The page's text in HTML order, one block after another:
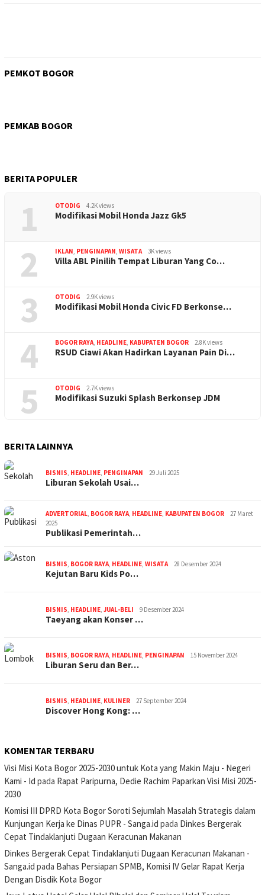
PEMKOT BOGOR
PEMKAB BOGOR
BERITA POPULER
1 OTODIG 4.2K views
Modifikasi Mobil Honda Jazz Gk5
2 IKLAN, PENGINAPAN, WISATA 3K views
Villa ABL Pinilih Tempat Liburan Yang Co…
3 OTODIG 2.9K views
Modifikasi Mobil Honda Civic FD Berkonse…
4 BOGOR RAYA, HEADLINE, KABUPATEN BOGOR 2.8K views
RSUD Ciawi Akan Hadirkan Layanan Pain Di…
5 OTODIG 2.7K views
Modifikasi Suzuki Splash Berkonsep JDM
BERITA LAINNYA
BISNIS, HEADLINE, PENGINAPAN 29 Juli 2025
Liburan Sekolah Usai…
ADVERTORIAL, BOGOR RAYA, HEADLINE, KABUPATEN BOGOR
27 Maret
2025
Publikasi Pemerintah…
BISNIS, BOGOR RAYA, HEADLINE, WISATA 28 Desember 2024
Kejutan Baru Kids Po…
BISNIS, HEADLINE, JUAL-BELI 9 Desember 2024
Taeyang akan Konser …
BISNIS, BOGOR RAYA, HEADLINE, PENGINAPAN 15 November 2024
Liburan Seru dan Ber…
BISNIS, HEADLINE, KULINER 27 September 2024
Discover Hong Kong: …
KOMENTAR TERBARU
Visi Misi Kota Bogor 2025-2030 untuk Kota yang Makin Maju - Negeri
Kami - Id pada Rapat Paripurna, Dedie Rachim Paparkan Visi Misi 2025-
2030
Komisi III DPRD Kota Bogor Soroti Sejumlah Masalah Strategis dalam
Kunjungan Kerja ke Dinas PUPR - Sanga.id pada Dinkes Bergerak
Cepat Tindaklanjuti Dugaan Keracunan Makanan
Dinkes Bergerak Cepat Tindaklanjuti Dugaan Keracunan Makanan -
Sanga.id pada Bahas Persiapan SPMB, Komisi IV Gelar Rapat Kerja
Dengan Disdik Kota Bogor